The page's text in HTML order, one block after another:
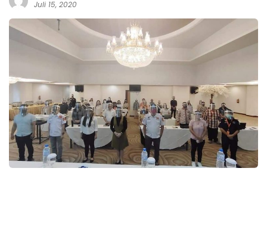
Juli 15, 2020